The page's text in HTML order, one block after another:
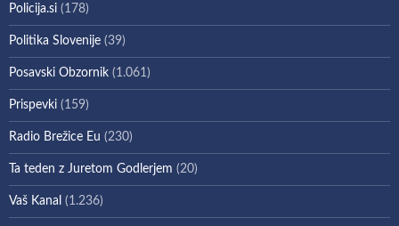
Policija.si (178)
Politika Slovenije (39)
Posavski Obzornik (1.061)
Prispevki (159)
Radio Brežice Eu (230)
Ta teden z Juretom Godlerjem (20)
Vaš Kanal (1.236)